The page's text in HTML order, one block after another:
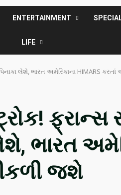
ENTERTAINMENT
LIFE
લેશે, ભારત અમેરિકાના HIMARS
ફ્રાન્સ
ભારત
જશે